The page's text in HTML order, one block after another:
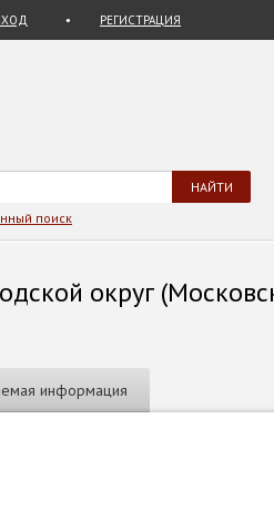
РЕГИСТРАЦИЯ
поиск
округ
информация